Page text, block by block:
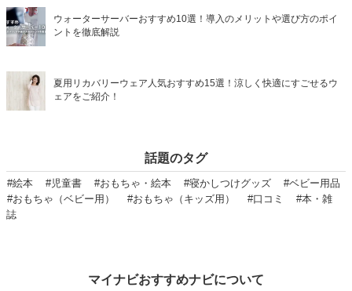
ウォーターサーバーおすすめ10選！導入のメリットや選び方のポイ
ントを徹底解説
夏用リカバリーウェア人気おすすめ15選！涼しく快適にすごせるウ
ェアをご紹介！
話題のタグ
#絵本 #児童書 #おもちゃ・絵本 #寝かしつけグッズ
#ベビー用品
#おもちゃ（ベビー用）
#おもちゃ（キッズ用） #口コミ
#本・雑
誌
マイナビおすすめナビについて